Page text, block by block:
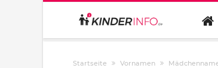
Startseite Vornamen